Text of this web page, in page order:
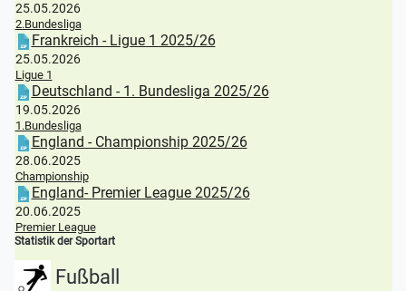
25.05.2026
2.Bundesliga
Frankreich - Ligue 1 2025/26
25.05.2026
Ligue 1
Deutschland - 1. Bundesliga 2025/26
19.05.2026
1.Bundesliga
England - Championship 2025/26
28.06.2025
Championship
England- Premier League 2025/26
20.06.2025
Premier League
Statistik der Sportart
Fußball